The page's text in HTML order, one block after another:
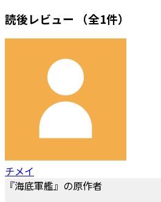
読後レビュー （全1件）
チメイ
『海底軍艦』の原作者